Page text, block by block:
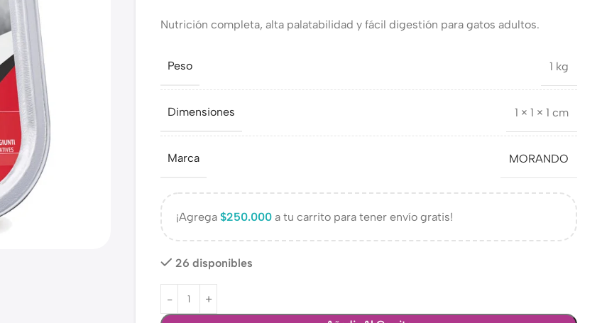
Nutrición completa, alta palatabilidad y fácil digestión para gatos adultos.
Peso 1 kg
Dimensiones 1 × 1 × 1 cm
Marca MORANDO
¡Agrega $250.000 a tu carrito para tener envío gratis!
26 disponibles